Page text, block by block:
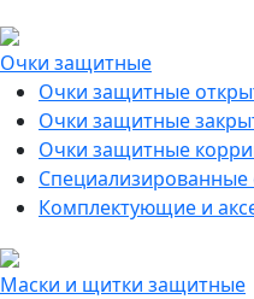
Очки защитные
Очки защитные
Очки защитные
Очки защитные
Специализированные
Комплектующие и
Маски и щитки защитные